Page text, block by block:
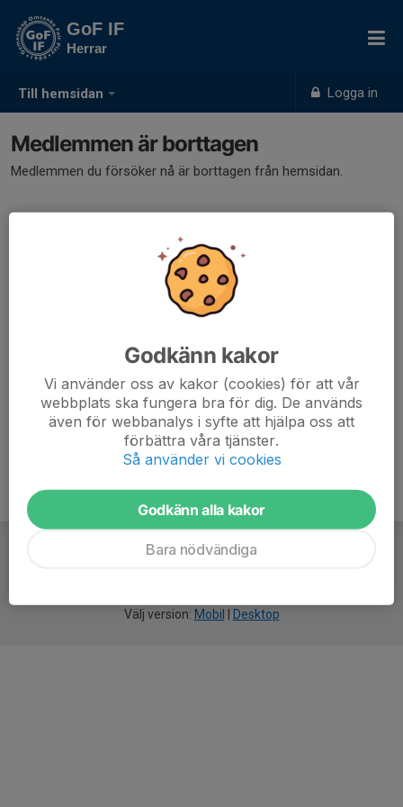
Till hemsidan Logga in
GoF IF
Herrar
Medlemmen är borttagen
Medlemmen du försöker nå är borttagen från hemsidan.
Välj version: Mobil Desktop
Godkänn kakor
Vi använder oss av kakor (cookies) för att vår
webbplats ska fungera bra för dig. De används
även för webbanalys i syfte att hjälpa oss att
förbättra våra tjänster.
Så använder vi cookies
Godkänn alla kakor
Bara nödvändiga